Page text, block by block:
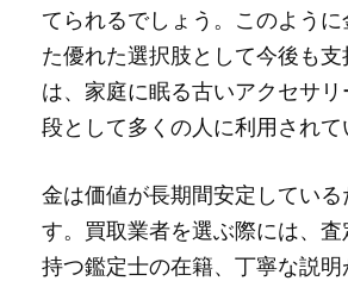
てられるでしょう。このよう
た優れた選択肢として今後も
は、家庭に眠る古いアクセサ
段として多くの人に利用されて
金は価値が長期間安定してい
す。買取業者を選ぶ際には、
持つ鑑定士の在籍、丁寧な説